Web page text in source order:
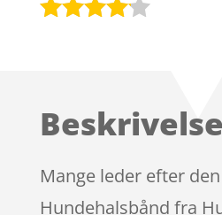
på
ømmels
er
Beskrivelse
Mange leder efter
Hundehalsbånd fra